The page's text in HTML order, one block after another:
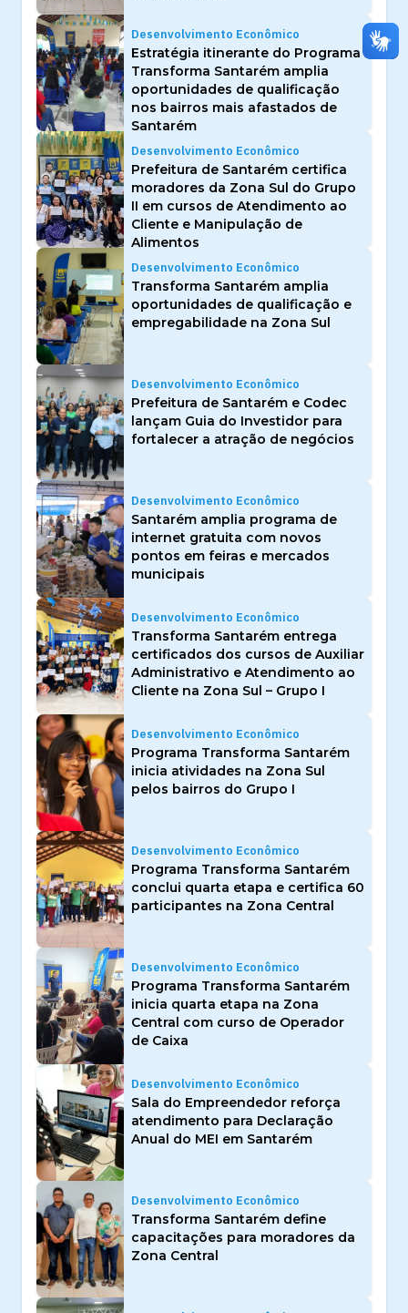
Desenvolvimento Econômico
Estratégia itinerante do Programa
Transforma Santarém amplia
oportunidades de qualificação
nos bairros mais afastados de
Santarém
Desenvolvimento Econômico
Prefeitura de Santarém certifica
moradores da Zona Sul do Grupo
II em cursos de Atendimento ao
Cliente e Manipulação de
Alimentos
Desenvolvimento Econômico
Transforma Santarém amplia
oportunidades de qualificação e
empregabilidade na Zona Sul
Desenvolvimento Econômico
Prefeitura de Santarém e Codec
lançam Guia do Investidor para
fortalecer a atração de negócios
Desenvolvimento Econômico
Santarém amplia programa de
internet gratuita com novos
pontos em feiras e mercados
municipais
Desenvolvimento Econômico
Transforma Santarém entrega
certificados dos cursos de Auxiliar
Administrativo e Atendimento ao
Cliente na Zona Sul – Grupo I
Desenvolvimento Econômico
Programa Transforma Santarém
inicia atividades na Zona Sul
pelos bairros do Grupo I
Desenvolvimento Econômico
Programa Transforma Santarém
conclui quarta etapa e certifica 60
participantes na Zona Central
Desenvolvimento Econômico
Programa Transforma Santarém
inicia quarta etapa na Zona
Central com curso de Operador
de Caixa
Desenvolvimento Econômico
Sala do Empreendedor reforça
atendimento para Declaração
Anual do MEI em Santarém
Desenvolvimento Econômico
Transforma Santarém define
capacitações para moradores da
Zona Central